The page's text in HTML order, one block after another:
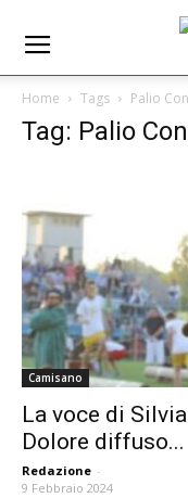
Home Tags Palio
Tag: Palio
Camisano
La voce di
Dolore diffuso...
Redazione -
9 Febbraio 2024